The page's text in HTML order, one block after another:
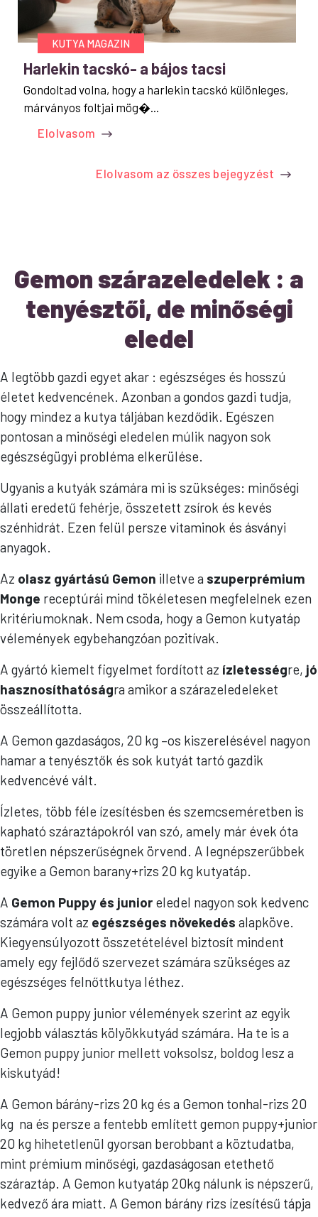
KUTYA MAGAZIN
Harlekin tacskó- a bájos tacsi
Gondoltad volna, hogy a harlekin tacskó különleges,
márványos foltjai mög�...
Elolvasom
Elolvasom az összes bejegyzést
Gemon szárazeledelek : a
tenyésztői, de minőségi
eledel
A legtöbb gazdi egyet akar : egészséges és hosszú
életet kedvencének. Azonban a gondos gazdi tudja,
hogy mindez a kutya táljában kezdődik. Egészen
pontosan a minőségi eledelen múlik nagyon sok
egészségügyi probléma elkerülése.
Ugyanis a kutyák számára mi is szükséges: minőségi
állati eredetű fehérje, összetett zsírok és kevés
szénhidrát. Ezen felül persze vitaminok és ásványi
anyagok.
Az olasz gyártású Gemon illetve a szuperprémium
Monge receptúrái mind tökéletesen megfelelnek ezen
kritériumoknak. Nem csoda, hogy a Gemon kutyatáp
vélemények egybehangzóan pozitívak.
A gyártó kiemelt figyelmet fordított az ízletességre, jó
hasznosíthatóságra amikor a szárazeledeleket
összeállította.
A Gemon gazdaságos, 20 kg –os kiszerelésével nagyon
hamar a tenyésztők és sok kutyát tartó gazdik
kedvencévé vált.
Ízletes, több féle ízesítésben és szemcseméretben is
kapható száraztápokról van szó, amely már évek óta
töretlen népszerűségnek örvend. A legnépszerűbbek
egyike a Gemon barany+rizs 20 kg kutyatáp.
A Gemon Puppy és junior eledel nagyon sok kedvenc
számára volt az egészséges növekedés alapköve.
Kiegyensúlyozott összetételével biztosít mindent
amely egy fejlődő szervezet számára szükséges az
egészséges felnőttkutya léthez.
A Gemon puppy junior vélemények szerint az egyik
legjobb választás kölyökkutyád számára. Ha te is a
Gemon puppy junior mellett voksolsz, boldog lesz a
kiskutyád!
A Gemon bárány-rizs 20 kg és a Gemon tonhal-rizs 20
kg na és persze a fentebb említett gemon puppy+junior
20 kg hihetetlenül gyorsan berobbant a köztudatba,
mint prémium minőségi, gazdaságosan etethető
száraztáp. A Gemon kutyatáp 20kg nálunk is népszerű,
kedvező ára miatt. A Gemon bárány rizs ízesítésű tápja